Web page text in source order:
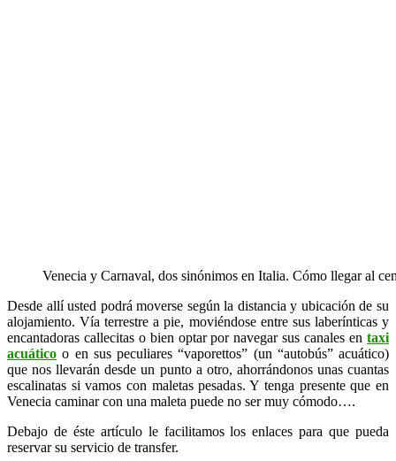
Venecia y Carnaval, dos sinónimos en Italia. Cómo llegar al
Desde allí usted podrá moverse según la distancia y ubicación de su
alojamiento. Vía terrestre a pie, moviéndose entre sus laberínticas y
encantadoras callecitas o bien optar por navegar sus canales en taxi
acuático o en sus peculiares “vaporettos” (un “autobús” acuático)
que nos llevarán desde un punto a otro, ahorrándonos unas cuantas
escalinatas si vamos con maletas pesadas. Y tenga presente que en
Venecia caminar con una maleta puede no ser muy cómodo….
Debajo de éste artículo le facilitamos los enlaces para que pueda
reservar su servicio de transfer.